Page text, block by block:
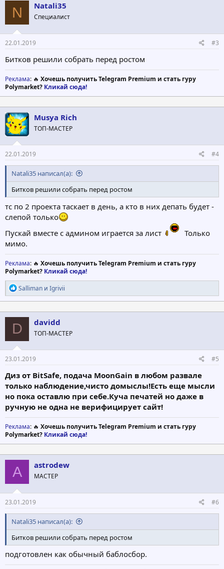
N Natali35
Специалист
22.01.2019 #3
Битков решили собрать перед ростом
Реклама: 🔥 Хочешь получить Telegram Premium и стать гуру
Polymarket? Кликай сюда!
Musya Rich
ТОП-МАСТЕР
22.01.2019 #4
Natali35 написал(а):
Битков решили собрать перед ростом
тс по 2 проекта таскает в день, а кто в них депать будет -
слепой только
Пускай вместе с админом играется за лист
Только
мимо.
Реклама: 🔥 Хочешь получить Telegram Premium и стать гуру
Polymarket? Кликай сюда!
Р
е
а
к
ц
и
и
:
Salliman и Igrivii
D davidd
ТОП-МАСТЕР
23.01.2019 #5
Диз от BitSafe, подача MoonGain в любом развале
только наблюдение,чисто домыслы!Есть еще мысли
но пока оставлю при себе.Куча печатей но даже в
ручную не одна не верифицирует сайт!
Реклама: 🔥 Хочешь получить Telegram Premium и стать гуру
Polymarket? Кликай сюда!
A astrodew
МАСТЕР
23.01.2019 #6
Natali35 написал(а):
Битков решили собрать перед ростом
подготовлен как обычный баблосбор.